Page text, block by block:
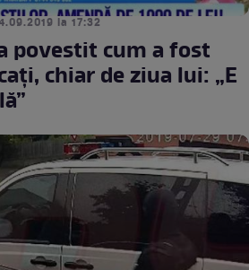
la 17:32
povestit cum a fost
chiar de ziua lui: „E